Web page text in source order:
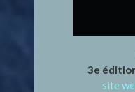
3e
site